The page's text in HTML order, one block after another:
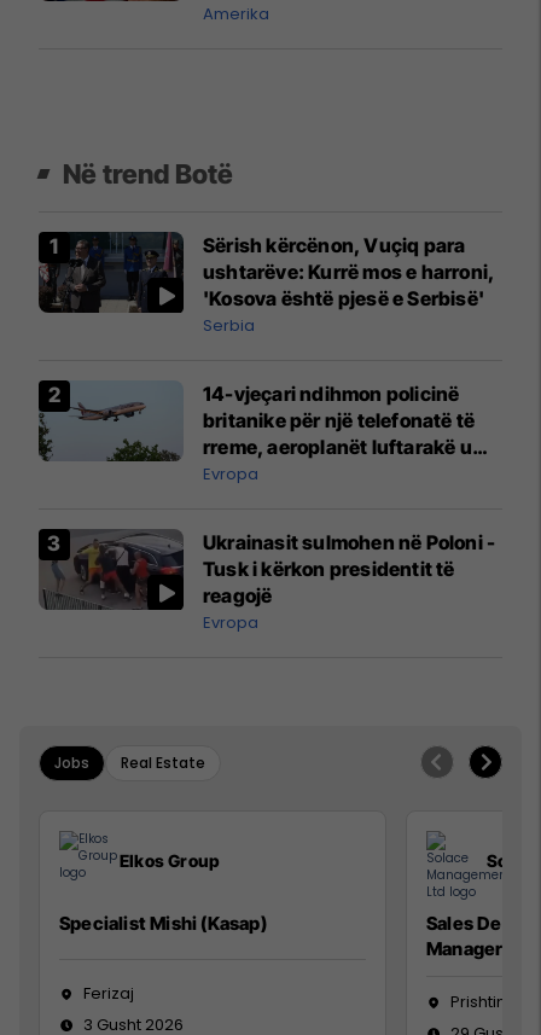
Amerika
Në trend Botë
Sërish kërcënon, Vuçiq para
ushtarëve: Kurrë mos e harroni,
'Kosova është pjesë e Serbisë'
Serbia
14-vjeçari ndihmon policinë
britanike për një telefonatë të
rreme, aeroplanët luftarakë u
ngritën në ajër për të
Mançesterit
Evropa
Ukrainasit sulmohen në Poloni -
Tusk i kërkon presidentit të
reagojë
Evropa
Jobs Real Estate
Elkos Group
Specialist Mishi (Kasap)
Ferizaj
3 Gusht 2026
Sales
Manager
Prishtinë